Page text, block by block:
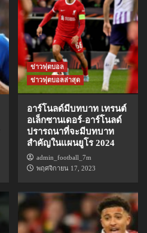
ข่าวฟุตบอล
ข่าวฟุตบอลล่าสุด
อาร์โนลด์มีบทบาท เทรนต์
อเล็กซานเดอร์-อาร์โนลด์
ปรารถนาที่จะมีบทบาท
สำคัญในแผนยูโร 2024
admin_football_7m
พฤศจิกายน 17, 2023